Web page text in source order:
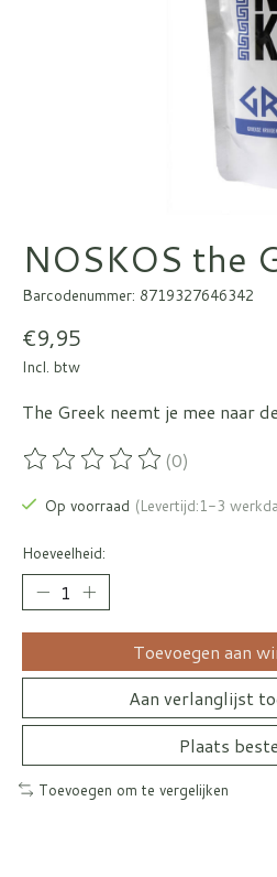
NOSKOS the
Barcodenummer: 8719327646342
€9,95
Incl. btw
The Greek neemt je mee naar
De beoordeling van dit product
(0)
Op voorraad (Levertijd:1-3
Hoeveelheid:
Toevoegen aan
Aan verlanglijst
Plaats
Toevoegen om te vergelijken